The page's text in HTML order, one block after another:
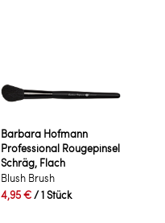
Barbara Hofmann
Professional Rougepinsel
Schräg, Flach
Blush Brush
4,95 €/ 1 Stück